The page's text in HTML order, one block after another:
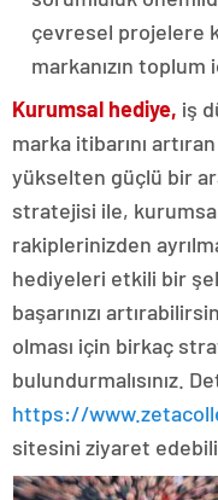
çevresel projelere
markanızın
Kurumsal hediye, iş
marka itibarını
yükselten güçlü bir
stratejisi ile,
rakiplerinizden
hediyeleri etkili bir
başarınızı
olması için birkaç
bulundurmalısınız.
https://
sitesini ziyaret